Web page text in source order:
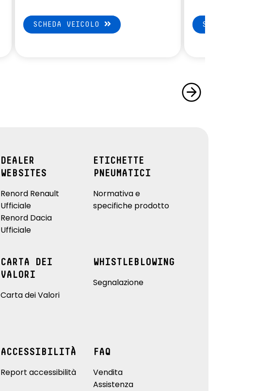
SCHEDA VEICOLO SCHEDA
DEALER
WEBSITES
Renord Renault
Ufficiale
Renord Dacia
Ufficiale
ETICHETTE
PNEUMATICI
Normativa e
specifiche prodotto
CARTA DEI
VALORI
Carta dei Valori
WHISTLEBLOWING
Segnalazione
ACCESSIBILITÀ
Report accessibilità
FAQ
Vendita
Assistenza